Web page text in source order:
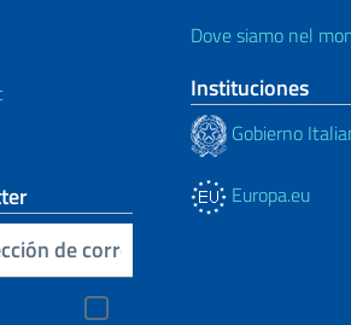
Dove siamo nel
Instituciones
Gobierno
Europa.eu